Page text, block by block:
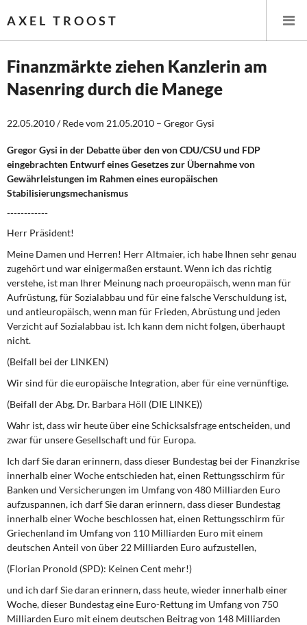
AXEL TROOST
Startseite
Themen
Leitlinien linker Wirtschafts- und Finanzpolitik
Wirtschaftspolitik
Öffentliche Infrastruktur und Daseinsvorsorge
Eurokrise und Griechenland
DIE LINKE
Weitere Themen
Memo-Gruppe
Institut Solidarische Moderne
Rosa-Luxemburg-Stiftung
Über mich
Kontakt
Finanzmärkte ziehen Kanzlerin am
Nasenring durch die Manege
22.05.2010 / Rede vom 21.05.2010 – Gregor Gysi
Gregor Gysi in der Debatte über den von CDU/CSU und FDP
eingebrachten Entwurf eines Gesetzes zur Übernahme von
Gewährleistungen im Rahmen eines europäischen
Stabilisierungsmechanismus
------------
Herr Präsident!
Meine Damen und Herren! Herr Altmaier, ich habe Ihnen sehr genau
zugehört und war einigermaßen erstaunt. Wenn ich das richtig
verstehe, ist man Ihrer Meinung nach proeuropäisch, wenn man für
Aufrüstung, für Sozialabbau und für eine falsche Verschuldung ist,
und antieuropäisch, wenn man für Frieden, Abrüstung und jeden
Verzicht auf Sozialabbau ist. Ich kann dem nicht folgen, überhaupt
nicht.
(Beifall bei der LINKEN)
Wir sind für die europäische Integration, aber für eine vernünftige.
(Beifall der Abg. Dr. Barbara Höll (DIE LINKE))
Wahr ist, dass wir heute über eine Schicksalsfrage entscheiden, und
zwar für unsere Gesellschaft und für Europa.
Ich darf Sie daran erinnern, dass dieser Bundestag bei der Finanzkrise
innerhalb einer Woche entschieden hat, einen Rettungsschirm für
Banken und Versicherungen im Umfang von 480 Milliarden Euro
aufzuspannen, ich darf Sie daran erinnern, dass dieser Bundestag
innerhalb einer Woche beschlossen hat, einen Rettungsschirm für
Griechenland im Umfang von 110 Milliarden Euro mit einem
deutschen Anteil von über 22 Milliarden Euro aufzustellen,
(Florian Pronold (SPD): Keinen Cent mehr!)
und ich darf Sie daran erinnern, dass heute, wieder innerhalb einer
Woche, dieser Bundestag eine Euro-Rettung im Umfang von 750
Milliarden Euro mit einem deutschen Beitrag von 148 Milliarden